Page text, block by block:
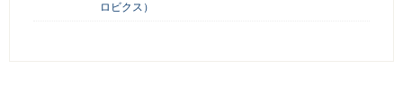
ロビクス）